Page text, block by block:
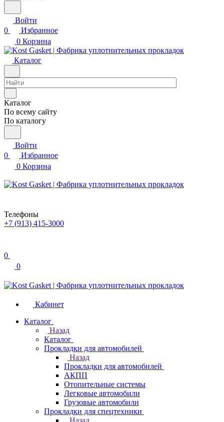
Войти
0
Избранное
0 Корзина
Каталог
Каталог
По всему сайту
По каталогу
Войти
0
Избранное
0 Корзина
Телефоны
+7 (913) 415-3000
0
0
Кабинет
Каталог
Назад
Каталог
Прокладки для автомобилей
Назад
Прокладки для автомобилей
АКПП
Отопительные системы
Легковые автомобили
Грузовые автомобили
Прокладки для спецтехники
Назад